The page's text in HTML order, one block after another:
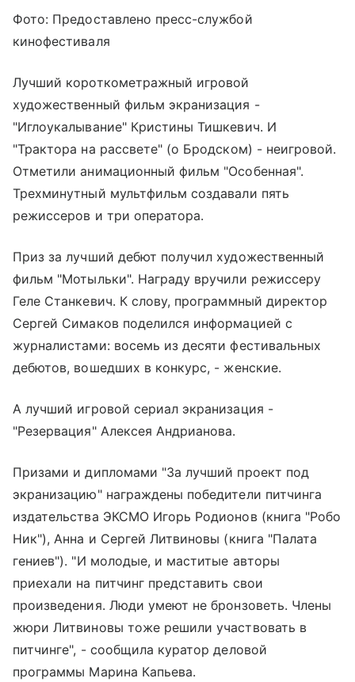
Фото: Предоставлено пресс-службой
кинофестиваля
Лучший короткометражный игровой
художественный фильм экранизация -
"Иглоукалывание" Кристины Тишкевич. И
"Трактора на рассвете" (о Бродском) - неигровой.
Отметили анимационный фильм "Особенная".
Трехминутный мультфильм создавали пять
режиссеров и три оператора.
Приз за лучший дебют получил художественный
фильм "Мотыльки". Награду вручили режиссеру
Геле Станкевич. К слову, программный директор
Сергей Симаков поделился информацией с
журналистами: восемь из десяти фестивальных
дебютов, вошедших в конкурс, - женские.
А лучший игровой сериал экранизация -
"Резервация" Алексея Андрианова.
Призами и дипломами "За лучший проект под
экранизацию" награждены победители питчинга
издательства ЭКСМО Игорь Родионов (книга "Робо
Ник"), Анна и Сергей Литвиновы (книга "Палата
гениев"). "И молодые, и маститые авторы
приехали на питчинг представить свои
произведения. Люди умеют не бронзоветь. Члены
жюри Литвиновы тоже решили участвовать в
питчинге", - сообщила куратор деловой
программы Марина Капьева.